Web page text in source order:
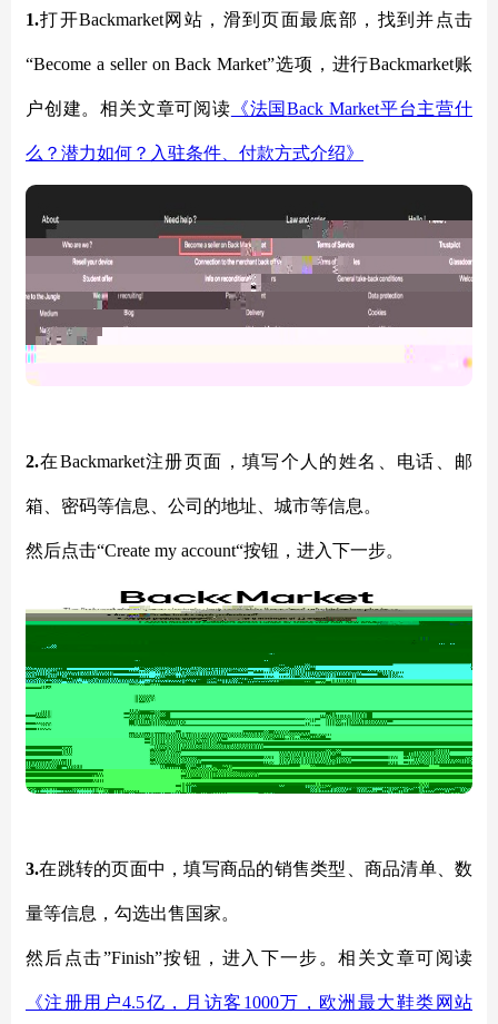
1.打开Backmarket网站，滑到页面最底部，找到并点击
“Become a seller on Back Market”选项，进行Backmarket账
户创建。相关文章可阅读 《法国Back Market平台主营什
么？潜力如何？入驻条件、付款方式介绍》
2.在Backmarket注册页面，填写个人的姓名、电话、邮
箱、密码等信息、公司的地址、城市等信息。
然后点击“Create my account“按钮，进入下一步。
3.在跳转的页面中，填写商品的销售类型、商品清单、数
量等信息，勾选出售国家。
然后点击”Finish”按钮，进入下一步。相关文章可阅读
《注册用户4.5亿，月访客1000万，欧洲最大鞋类网站